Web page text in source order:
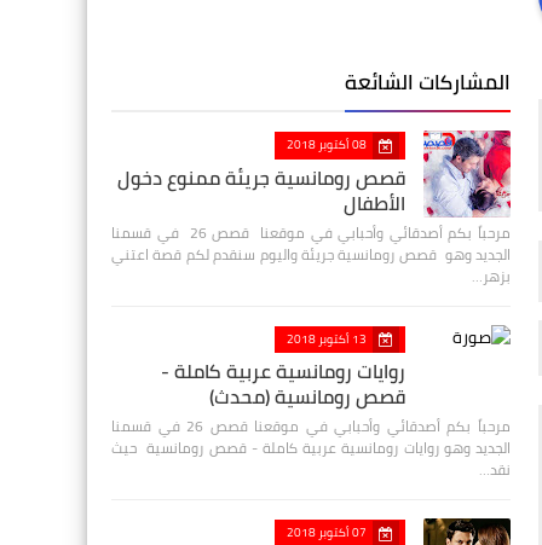
المشاركات الشائعة
08 أكتوبر 2018
قصص رومانسية جريئة ممنوع دخول
الأطفال
مرحباً بكم أصدقائي وأحبابي في موقعنا قصص 26 في قسمنا
الجديد وهو قصص رومانسية جريئة واليوم سنقدم لكم قصة اعتني
بزهر…
13 أكتوبر 2018
روايات رومانسية عربية كاملة -
قصص رومانسية (محدث)
مرحباً بكم أصدقائي وأحبابي في موقعنا قصص 26 في قسمنا
الجديد وهو روايات رومانسية عربية كاملة - قصص رومانسية حيث
نقد…
07 أكتوبر 2018